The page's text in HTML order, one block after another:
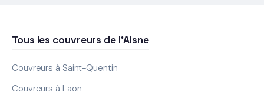
Tous les couvreurs de l'Aisne
Couvreurs à Saint-Quentin
Couvreurs à Laon